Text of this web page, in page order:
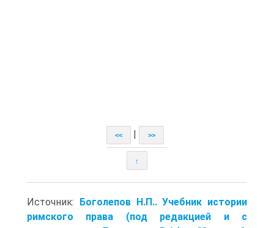
<< >>
↑
Источник: Боголепов Н.П.. Учебник истории
римского права (под редакцией и с